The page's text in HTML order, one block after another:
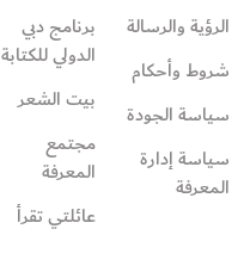
الرؤية والرسالة
شروط وأحكام
سياسة الجودة
سياسة إدارة
المعرفة
برنامج دبي
الدولي للكتابة
بيت الشعر
مجتمع
المعرفة
عائلتي تقرأ‎